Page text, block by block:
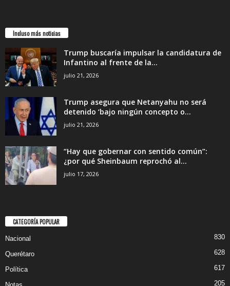
Incluso más noticias
Trump buscaría impulsar la candidatura de
Infantino al frente de la...
julio 21, 2026
Trump asegura que Netanyahu no será
detenido ‘bajo ningún concepto o...
julio 21, 2026
“Hay que gobernar con sentido común”:
¿por qué Sheinbaum reprochó al...
julio 17, 2026
CATEGORÍA POPULAR
Nacional 830
Querétaro 628
Política 617
205